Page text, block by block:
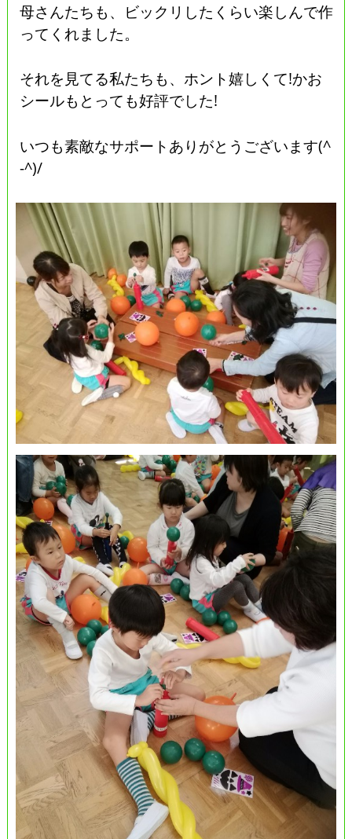
母さんたちも、ビックリしたくらい楽しんで作
ってくれました。
それを見てる私たちも、ホント嬉しくて!かお
シールもとっても好評でした!
いつも素敵なサポートありがとうございます(^
-^)/